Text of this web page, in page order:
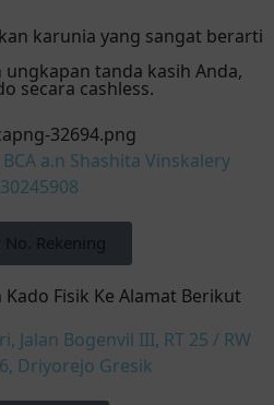
karunia yang sangat berarti
tanda kasih Anda,
secara cashless.
a.n Shashita Vinskalery
No. Rekening
Fisik Ke Alamat Berikut
Jalan Bogenvil III, RT 25 / RW
Driyorejo Gresik